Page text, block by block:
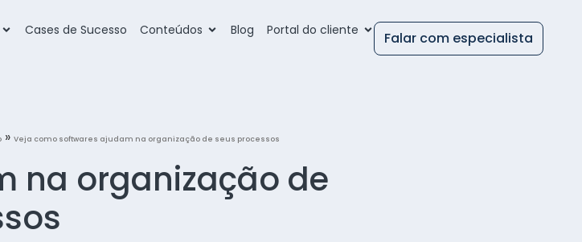
Cases de Sucesso Conteúdos Blog Portal do cliente Falar com especialista
» Veja como softwares ajudam na organização de seus processos
na organização de